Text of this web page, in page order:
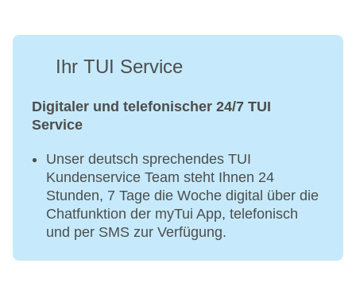
Ihr TUI Service
Digitaler und telefonischer 24/7 TUI
Service
Unser deutsch sprechendes TUI
Kundenservice Team steht Ihnen 24
Stunden, 7 Tage die Woche digital über die
Chatfunktion der myTui App, telefonisch
und per SMS zur Verfügung.